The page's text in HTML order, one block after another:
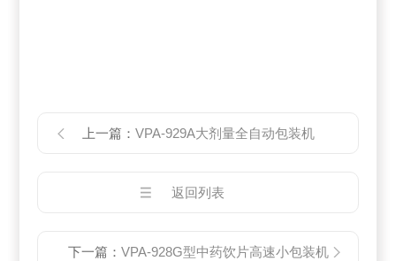
上一篇： VPA-929A大剂量全自动包装机
返回列表
下一篇： VPA-928G型中药饮片高速小包装机